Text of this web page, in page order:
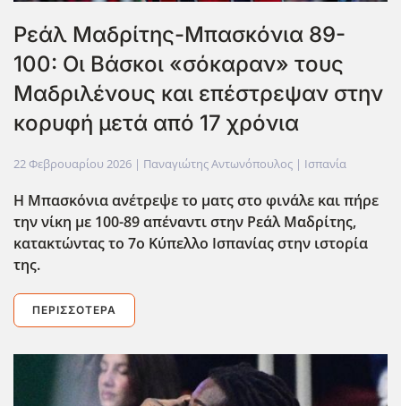
Ρεάλ Μαδρίτης-Μπασκόνια 89-
100: Οι Βάσκοι «σόκαραν» τους
Μαδριλένους και επέστρεψαν στην
κορυφή μετά από 17 χρόνια
22 Φεβρουαρίου 2026 | Παναγιώτης Αντωνόπουλος | Ισπανία
Η Μπασκόνια ανέτρεψε το ματς στο φινάλε και πήρε
την νίκη με 100-89 απέναντι στην Ρεάλ Μαδρίτης,
κατακτώντας το 7ο Κύπελλο Ισπανίας στην ιστορία
της.
ΠΕΡΙΣΣΌΤΕΡΑ